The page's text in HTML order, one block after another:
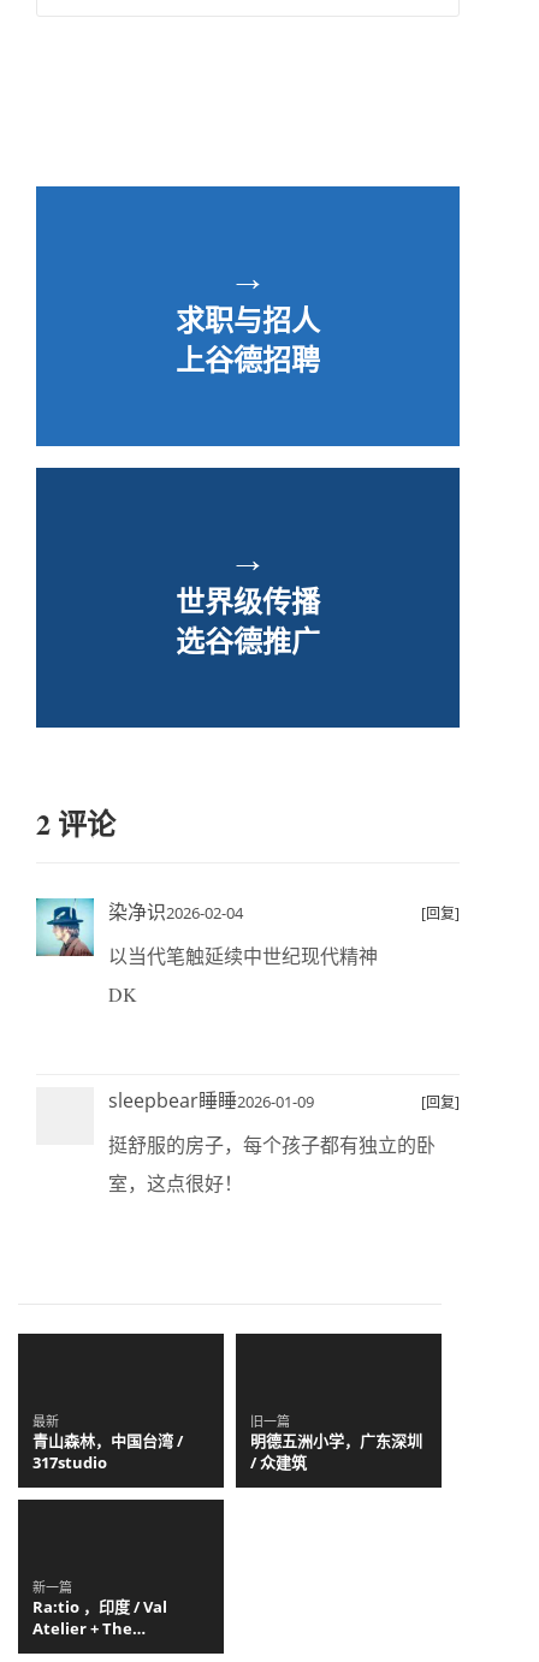
→
求职与招人
上谷德招聘
→
世界级传播
选谷德推广
2 评论
染净识2026-02-04 [回复]
以当代笔触延续中世纪现代精神
DK
sleepbear睡睡2026-01-09 [回复]
挺舒服的房子，每个孩子都有独立的卧
室，这点很好！
最新
青山森林，中国台湾 /
317studio
旧一篇
明德五洲小学，广东深圳
/ 众建筑
新一篇
Ra:tio ，印度 / Val
Atelier + The
Pinewood Studio